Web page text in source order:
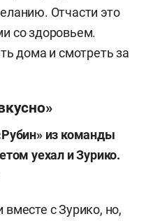
Отчасти это
со здоровьем.
дома и смотреть за
из команды
уехал и Зурико.
с Зурико, но,